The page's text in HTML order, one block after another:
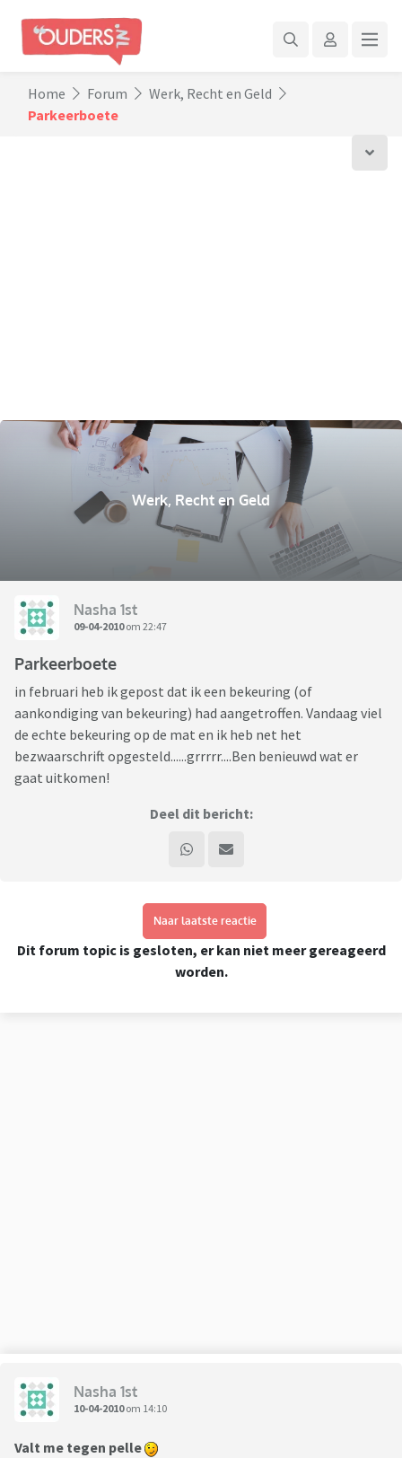
Home Forum
Werk, Recht en Geld
Parkeerboete
Werk, Recht en Geld
Nasha 1st
09-04-2010om 22:47
Parkeerboete
in februari heb ik gepost dat ik een bekeuring (of
aankondiging van bekeuring) had aangetroffen. Vandaag viel
de echte bekeuring op de mat en ik heb net het
bezwaarschrift opgesteld......grrrrr....Ben benieuwd wat er
gaat uitkomen!
Deel dit bericht:
Naar laatste reactie
Dit forum topic is gesloten, er kan niet meer gereageerd
worden.
Nasha 1st
10-04-2010om 14:10
Valt me tegen pelle